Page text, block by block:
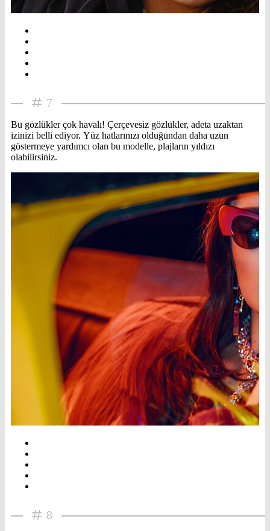
7
Bu gözlükler çok havalı! Çerçevesiz gözlükler, adeta uzaktan
izinizi belli ediyor. Yüz hatlarınızı olduğundan daha uzun
göstermeye yardımcı olan bu modelle, plajların yıldızı
olabilirsiniz.
8